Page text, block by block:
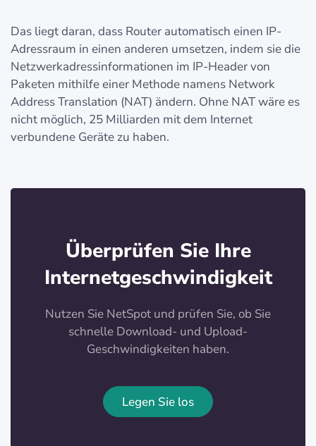
Das liegt daran, dass Router automatisch einen IP-
Adressraum in einen anderen umsetzen, indem sie die
Netzwerkadressinformationen im IP-Header von
Paketen mithilfe einer Methode namens Network
Address Translation (NAT) ändern. Ohne NAT wäre es
nicht möglich, 25 Milliarden mit dem Internet
verbundene Geräte zu haben.
Überprüfen Sie Ihre
Internetgeschwindigkeit
Nutzen Sie NetSpot und prüfen Sie, ob Sie
schnelle Download- und Upload-
Geschwindigkeiten haben.
Legen Sie los